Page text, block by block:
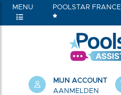
MENU POOLSTAR FRANCE
MIJN ACCOUNT
AANMELDEN